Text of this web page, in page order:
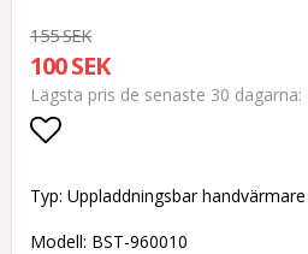
155 SEK
100 SEK
Lägsta pris de senaste 30 dagarna
Typ: Uppladdningsbar handvärmare
Modell: BST-960010